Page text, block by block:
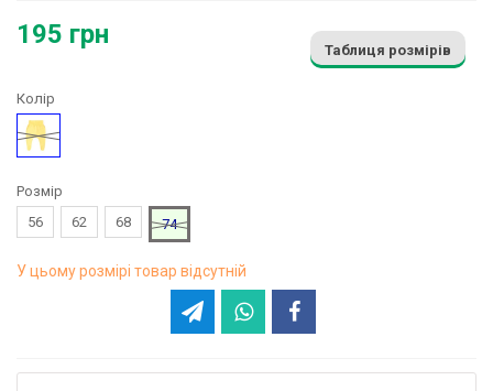
195 грн
Таблиця розмірів
Колір
Жовтий
Розмір
56
62 68 74
У цьому розмірі товар відсутній